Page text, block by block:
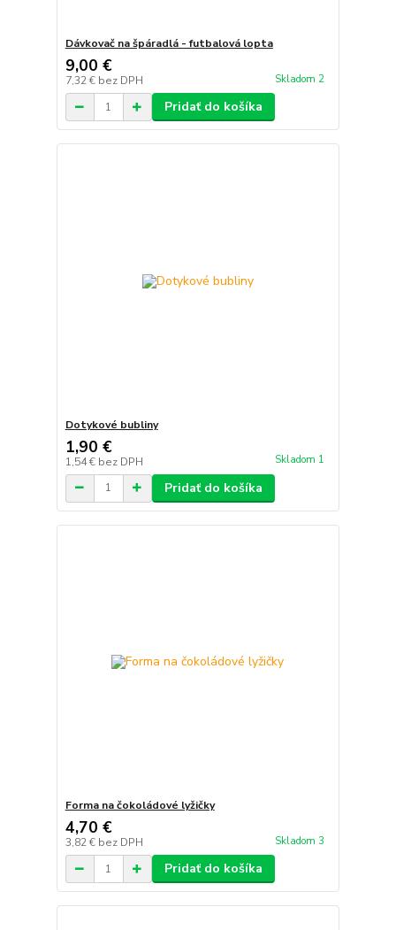
Dávkovač na špáradlá - futbalová lopta
9,00 €
7,32 € bez DPH Skladom 2
Pridať do košíka
Dotykové bubliny
1,90 €
1,54 € bez DPH Skladom 1
Pridať do košíka
Forma na čokoládové lyžičky
4,70 €
3,82 € bez DPH Skladom 3
Pridať do košíka